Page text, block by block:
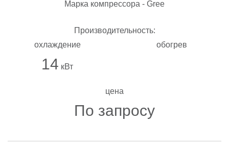
Марка компрессора - Gree
Производительность:
охлаждение
14 кВт
обогрев
цена
По запросу